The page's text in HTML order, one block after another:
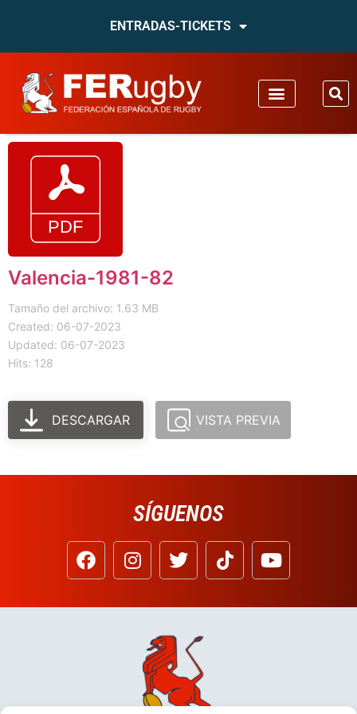
ENTRADAS-TICKETS
Valencia-1981-82
Tamaño del archivo: 1.63 MB
Created: 06-07-2023
Updated: 06-07-2023
Hits: 128
DESCARGAR VISTA PREVIA
SÍGUENOS